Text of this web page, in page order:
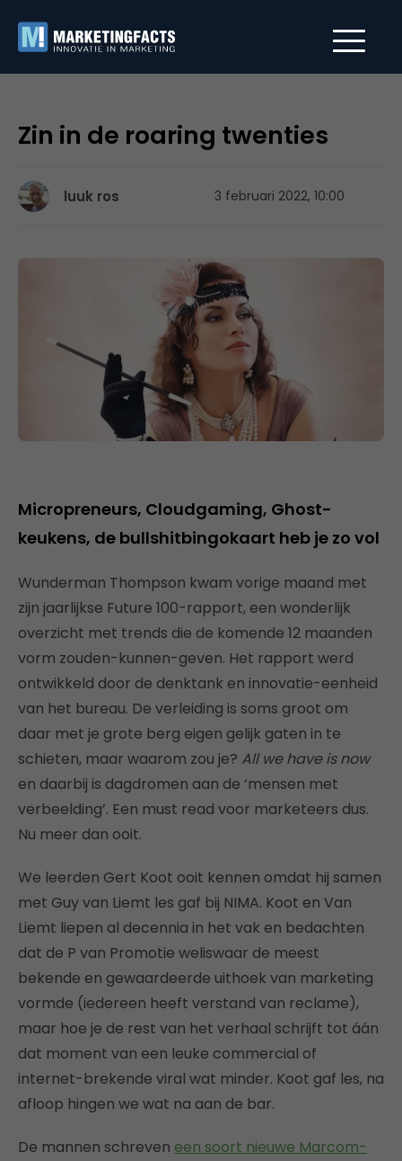
Zin in de roaring twenties
luuk ros 3 februari 2022, 10:00
Micropreneurs, Cloudgaming, Ghost-
keukens, de bullshitbingokaart heb je zo vol
Wunderman Thompson kwam vorige maand met
zijn jaarlijkse Future 100-rapport, een wonderlijk
overzicht met trends die de komende 12 maanden
vorm zouden-kunnen-geven. Het rapport werd
ontwikkeld door de denktank en innovatie-eenheid
van het bureau. De verleiding is soms groot om
daar met je grote berg eigen gelijk gaten in te
schieten, maar waarom zou je? All we have is now
en daarbij is dagdromen aan de ‘mensen met
verbeelding’. Een must read voor marketeers dus.
Nu meer dan ooit.
We leerden Gert Koot ooit kennen omdat hij samen
met Guy van Liemt les gaf bij NIMA. Koot en Van
Liemt liepen al decennia in het vak en bedachten
dat de P van Promotie weliswaar de meest
bekende en gewaardeerde uithoek van marketing
vormde (iedereen heeft verstand van reclame),
maar hoe je de rest van het verhaal schrijft tot áán
dat moment van een leuke commercial of
internet-brekende viral wat minder. Koot gaf les, na
afloop hingen we wat na aan de bar.
De mannen schreven een soort nieuwe Marcom-